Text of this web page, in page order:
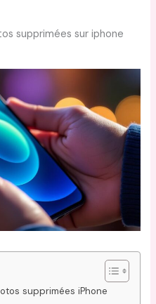
supprimées sur iphone
supprimées iPhone